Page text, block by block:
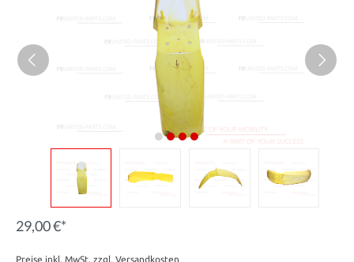
29,00 €*
Preise inkl. MwSt. zzgl. Versandkosten